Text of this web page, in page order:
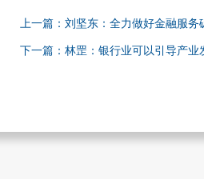
上一篇：刘坚东：全力做好金融服务
下一篇：林罡：银行业可以引导产业